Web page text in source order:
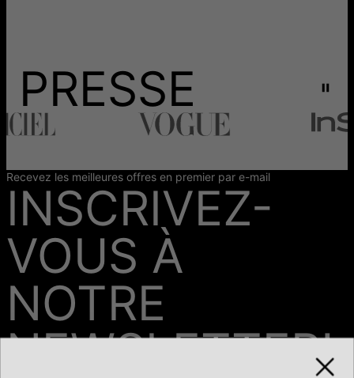
PRESSE
Recevez les meilleures offres en premier par e-mail
INSCRIVEZ-
VOUS À
NOTRE
NEWSLETTER!